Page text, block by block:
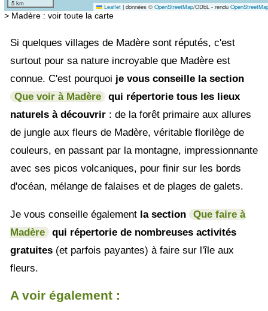
5 km Leaflet |données © OpenStreetMap/ODbL - rendu
> Madère : voir toute la carte
Si quelques villages de Madère sont réputés, c'est
surtout pour sa nature incroyable que Madère est
connue. C'est pourquoi je vous conseille la section
Que voir à Madère qui répertorie tous les lieux
naturels à découvrir: de la forêt primaire aux allures
de jungle aux fleurs de Madère, véritable florilège de
couleurs, en passant par la montagne, impressionnante
avec ses picos volcaniques, pour finir sur les bords
d'océan, mélange de falaises et de plages de galets.
Je vous conseille également la section
Que faire à
Madère qui répertorie de nombreuses activités
gratuites(et parfois payantes) à faire sur l'île aux
fleurs.
A voir également :